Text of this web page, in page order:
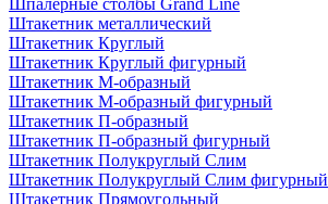
Шпалерные столбы Grand Line
Штакетник металлический
Штакетник Круглый
Штакетник Круглый фигурный
Штакетник М-образный
Штакетник М-образный фигурный
Штакетник П-образный
Штакетник П-образный фигурный
Штакетник Полукруглый Слим
Штакетник Полукруглый Слим фигурный
Штакетник Прямоугольный